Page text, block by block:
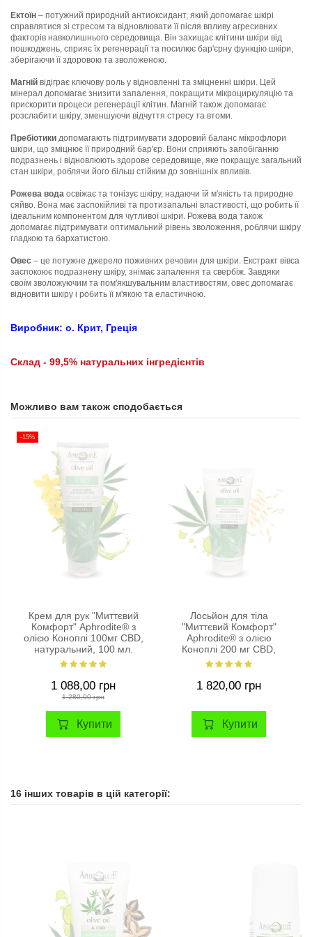
Ектоїн – потужний природний антиоксидант, який допомагає шкірі
справлятися зі стресом та відновлювати її після впливу агресивних
факторів навколишнього середовища. Він захищає клітини шкіри від
пошкоджень, сприяє їх регенерації та посилює бар'єрну функцію шкіри,
зберігаючи її здоровою та зволоженою.
Магній відіграє ключову роль у відновленні та зміцненні шкіри. Цей
мінерал допомагає знизити запалення, покращити мікроциркуляцію та
прискорити процеси регенерації клітин. Магній також допомагає
розслабити шкіру, зменшуючи відчуття стресу та втоми.
Пребіотики допомагають підтримувати здоровий баланс мікрофлори
шкіри, що зміцнює її природний бар'єр. Вони сприяють запобіганню
подразнень і відновлюють здорове середовище, яке покращує загальний
стан шкіри, роблячи його більш стійким до зовнішніх впливів.
Рожева вода освіжає та тонізує шкіру, надаючи їй м'якість та природне
сяйво. Вона має заспокійливі та протизапальні властивості, що робить її
ідеальним компонентом для чутливої ​​шкіри. Рожева вода також
допомагає підтримувати оптимальний рівень зволоження, роблячи шкіру
гладкою та бархатистою.
Овес – це потужне джерело поживних речовин для шкіри. Екстракт вівса
заспокоює подразнену шкіру, знімає запалення та свербіж. Завдяки
своїм зволожуючим та пом'якшувальним властивостям, овес допомагає
відновити шкіру і робить її м'якою та еластичною.
Виробник: о. Крит, Греція
Склад - 99,5% натуральних інгредієнтів
Можливо вам також сподобається
-15%
Крем для рук "Миттєвий
Комфорт" Aphrodite® з
олією Коноплі 100мг CBD,
натуральний, 100 мл.
1 088,00 грн
1 280,00 грн
Купити
Лосьйон для тіла
"Миттєвий Комфорт"
Aphrodite® з олією
Коноплі 200 мг CBD,
натуральний, 150 мл
1 820,00 грн
Купити
16 інших товарів в цій категорії: